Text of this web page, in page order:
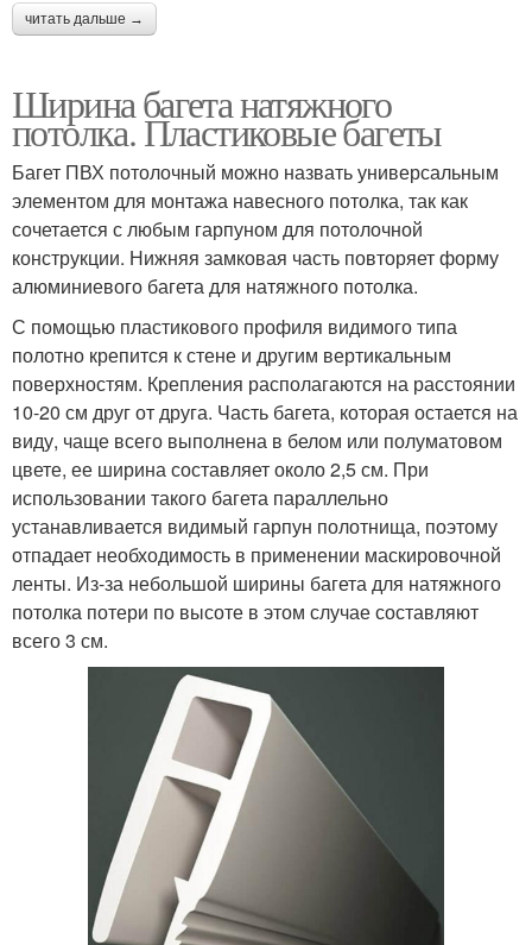
читать дальше →
Ширина багета натяжного
потолка. Пластиковые багеты
Багет ПВХ потолочный можно назвать универсальным
элементом для монтажа навесного потолка, так как
сочетается с любым гарпуном для потолочной
конструкции. Нижняя замковая часть повторяет форму
алюминиевого багета для натяжного потолка.
С помощью пластикового профиля видимого типа
полотно крепится к стене и другим вертикальным
поверхностям. Крепления располагаются на расстоянии
10-20 см друг от друга. Часть багета, которая остается на
виду, чаще всего выполнена в белом или полуматовом
цвете, ее ширина составляет около 2,5 см. При
использовании такого багета параллельно
устанавливается видимый гарпун полотнища, поэтому
отпадает необходимость в применении маскировочной
ленты. Из-за небольшой ширины багета для натяжного
потолка потери по высоте в этом случае составляют
всего 3 см.